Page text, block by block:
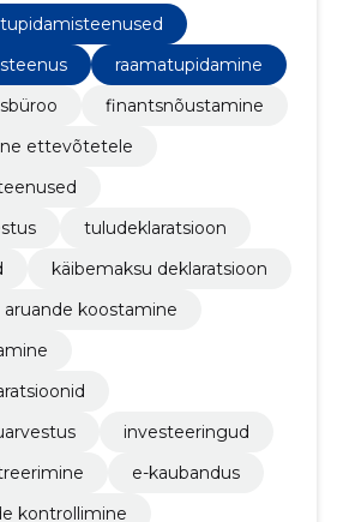
raamatupidamine
finantsnõustamine
ettevõtetele
tuludeklaratsioon
käibemaksu deklaratsioon
aruande koostamine
investeeringud
e-kaubandus
kontrollimine